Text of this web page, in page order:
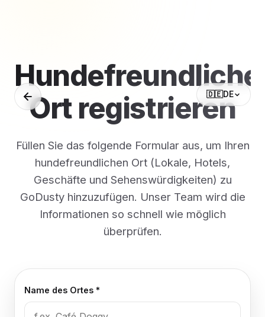
🇩🇪DE
Ort registrieren
Füllen Sie das folgende Formular aus, um Ihren
hundefreundlichen Ort (Lokale, Hotels,
Geschäfte und Sehenswürdigkeiten) zu
GoDusty hinzuzufügen. Unser Team wird die
Informationen so schnell wie möglich
überprüfen.
Name des Ortes *